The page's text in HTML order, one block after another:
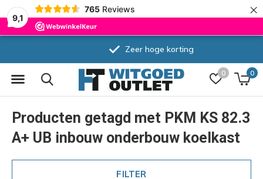
9,1
765 Reviews ×
0 0
Zeer hoge korting
Producten getagd met PKM KS 82.3
A+ UB inbouw onderbouw koelkast
FILTER